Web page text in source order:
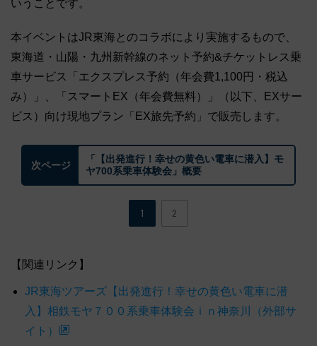
いうことです。
本イベントはJR東海とのコラボにより実施するもので、
東海道・山陽・九州新幹線のネット予約&チケットレス乗
車サービス「エクスプレス予約（年会費1,100円・税込
み）」、「スマートEX（年会費無料）」（以下、EXサー
ビス）向け現地プラン「EX旅先予約」で販売します。
次ページ
「【出発進行！幸せの黄色い電車に潜入】モ
ヤ700系乗車体験会」概要
1 2
【関連リンク】
JR東海ツアーズ【出発進行！幸せの黄色い電車に潜
入】相鉄モヤ７００系乗車体験会ｉｎ神奈川（外部サ
イト）